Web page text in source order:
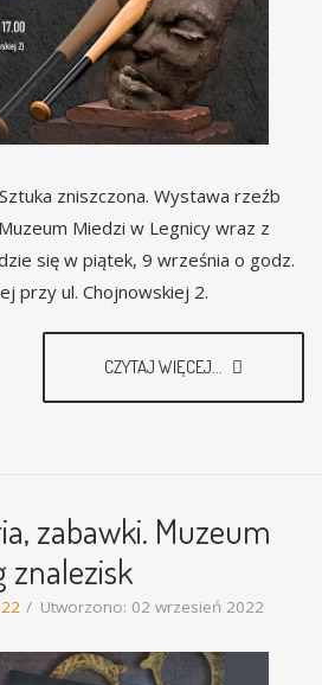
zniszczona. Wystawa rzeźb
Miedzi w Legnicy wraz z
się w piątek, 9 września o godz.
przy ul. Chojnowskiej 2.
CZYTAJ WIĘCEJ...
zabawki. Muzeum
znalezisk
Utworzono: 02 wrzesień 2022